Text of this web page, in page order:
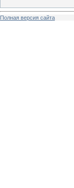
Полная версия сайта